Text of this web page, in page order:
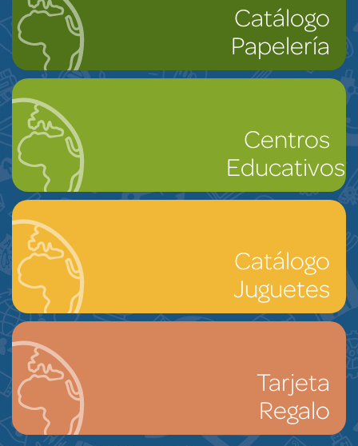
Catálogo
Papelería
Centros
Educativos
Catálogo
Juguetes
Tarjeta
Regalo